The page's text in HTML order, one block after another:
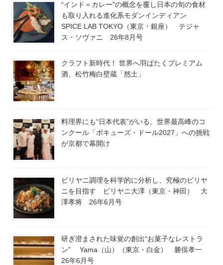
“インド＝カレー”の概念を覆し日本の旬の食材
も取り入れる進化系モダンインディアン
SPICE LAB TOKYO（東京・銀座） テジャ
ス・ソヴァニ 26年8月号
クラフト新時代！ 世界へ羽ばたくプレミアム
酒、松竹梅白壁蔵「然土」
料理界にも“日本代表”がいる。世界最高峰のコ
ンクール「ボキューズ・ドール2027」への挑戦
が京都で幕開け
ビリヤニ調理を科学的に分析し、究極のビリヤ
ニを目指す ビリヤニ大澤（東京・神田） 大
澤孝将 26年6月号
研ぎ澄まされた味覚の創出“お菓子なレストラ
ン” Yama（山）（東京・白金） 勝俣孝一
26年6月号